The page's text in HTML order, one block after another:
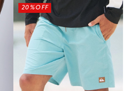
20%OFF